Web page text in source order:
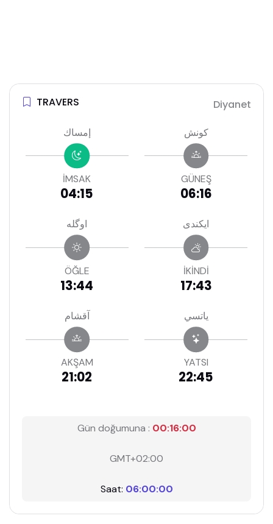
TRAVERS Diyanet
إمساك
İMSAK
04:15
كونش
GÜNEŞ
06:16
اوگله
ÖĞLE
13:44
ايكندى
İKİNDİ
17:43
آقشام
AKŞAM
21:02
ياتسي
YATSI
22:45
Gün doğumuna :00:15:59
GMT+02:00
Saat:06:00:01